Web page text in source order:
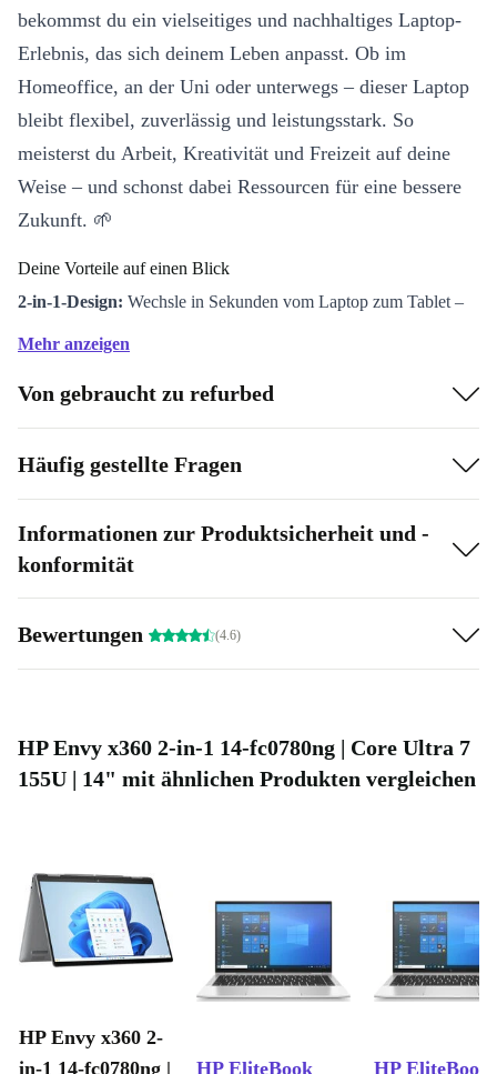
bekommst du ein vielseitiges und nachhaltiges Laptop-
Erlebnis, das sich deinem Leben anpasst. Ob im
Homeoffice, an der Uni oder unterwegs – dieser Laptop
bleibt flexibel, zuverlässig und leistungsstark. So
meisterst du Arbeit, Kreativität und Freizeit auf deine
Weise – und schonst dabei Ressourcen für eine bessere
Zukunft. 🌱
Deine Vorteile auf einen Blick
2-in-1-Design: Wechsle in Sekunden vom Laptop zum Tablet –
für Präsentationen, Skizzen oder Streaming.
Prozessor mit 12 Kernen und schnellem LPDDR5
Arbeitsspeicher laufen Multitasking und anspruchsvolle
Anwendungen flüssig.
Mit nur 1,39 kg und schlankem Format passt
verbindest bequem alle Geräte, die du brauchst.
Zukunftssichere Konnektivität:WiFi 6E/7 und Bluetooth 5.4
Professionell geprüft: Das Gerät ist refurbished – geprüft,
gereinigt, zuverlässig und besser für die Umwelt als neu zu
X360 IM STUDIUM ODER JOB?
Das flexible 2-in-1-Design macht Mitschriften,
Recherchen und Präsentationen einfach. Der
Touchscreen hilft dir beim Brainstorming und Notizen
stressfreies Arbeiten mit Monitoren und Peripherie.
Mehr anzeigen
Von gebraucht zu refurbed
Häufig gestellte Fragen
Informationen zur Produktsicherheit und -
konformität
Bewertungen (4.6)
HP Envy x360 2-in-1 14-fc0780ng | Core Ultra 7
155U | 14" mit ähnlichen Produkten vergleichen
HP Envy x360 2-
in-1 14-fc0780ng |
HP EliteBook
HP EliteBook